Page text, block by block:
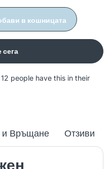
в кошницата
сега
12 people have this in their
и Връщане Отзиви